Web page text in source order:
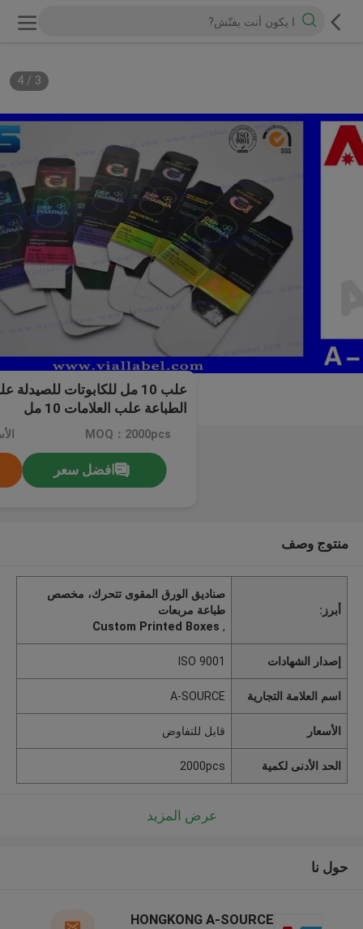
3
/
4
علب 10 مل للكابوتات
الطباعة علب العلامات 10 مل
MOQ：2000pcs
افضل سعر
منتوج وصف
أبرز:
صناديق الورق المقوى تتحرك، مخصص
طباعة مربعات
,
Custom Printed Boxes
إصدار الشهادات ISO 9001
اسم العلامة التجارية A-SOURCE
الأسعار قابل للتفاوض
الحد الأدنى لكمية 2000pcs
عرض المزيد
حول نا
HONGKONG A-SOURCE